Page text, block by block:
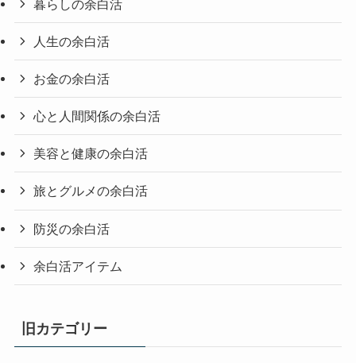
暮らしの余白活
人生の余白活
お金の余白活
心と人間関係の余白活
美容と健康の余白活
旅とグルメの余白活
防災の余白活
余白活アイテム
旧カテゴリー